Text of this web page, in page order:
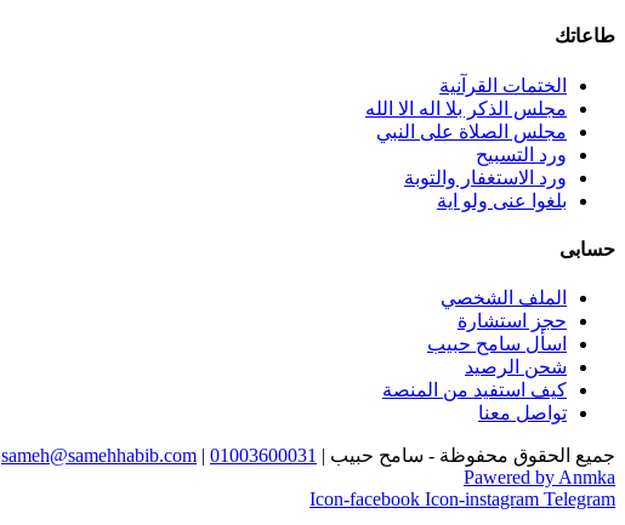
طاعاتك
الختمات القرآنية
مجلس الذكر بلا اله الا الله
مجلس الصلاة على النبي
ورد التسبيح
ورد الاستغفار والتوبة
بلغوا عنى ولو اية
حسابى
الملف الشخصي
حجز استشارة
اسأل سامح حبيب
شحن الرصيد
كيف استفيد من المنصة
تواصل معنا
جميع الحقوق محفوظة - سامح حبيب | 01003600031
|
sameh@samehhabib.com
Pawered by Anmka
Icon-facebook Icon-instagram Telegram